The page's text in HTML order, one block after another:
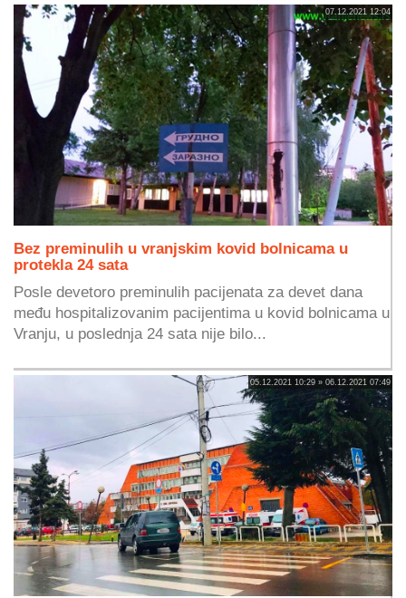
07.12.2021 12:04
Bez preminulih u vranjskim kovid bolnicama u
protekla 24 sata
Posle devetoro preminulih pacijenata za devet dana
među hospitalizovanim pacijentima u kovid bolnicama u
Vranju, u poslednja 24 sata nije bilo...
05.12.2021 10:29 » 06.12.2021 07:49